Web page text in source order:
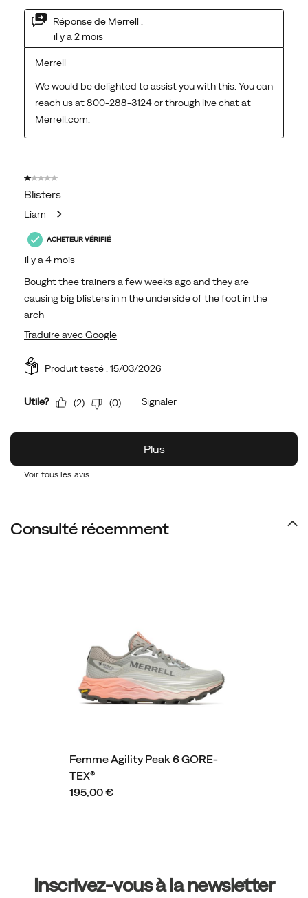
Voir tous les avis
Consulté récemment
Femme Agility Peak 6 GORE-
TEX®
195,00 €
Inscrivez-vous à la newsletter